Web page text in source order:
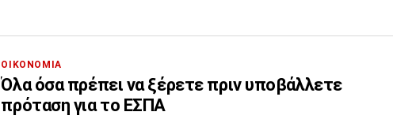
ΟΙΚΟΝΟΜΙΑ
Όλα όσα πρέπει να ξέρετε πριν υποβάλλετε
πρόταση για το ΕΣΠΑ